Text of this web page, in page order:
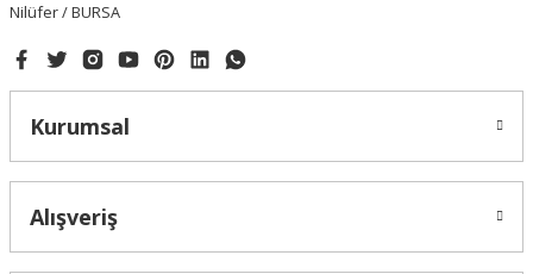
Nilüfer / BURSA
Kurumsal
Alışveriş